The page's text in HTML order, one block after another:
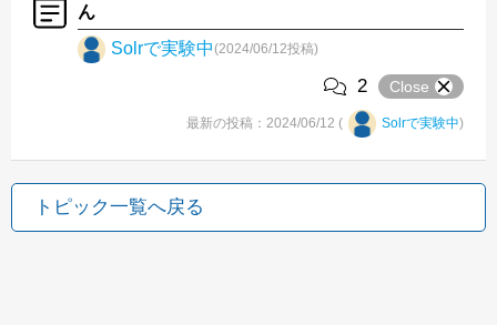
ん
Solrで実験中(2024/06/12投稿)
2 Close
最新の投稿：2024/06/12 ( Solrで実験中)
トピック一覧へ戻る